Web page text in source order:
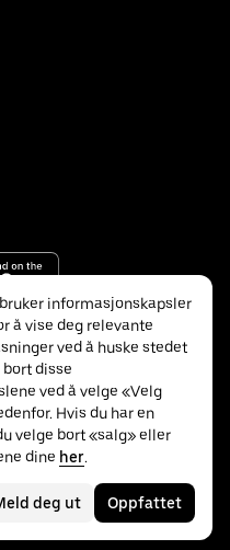
informasjonskapsler
å vise deg relevante
ved å huske stedet
disse
ved å velge «Velg
Hvis du har en
velge bort «salg» eller
dine her.
deg ut Oppfattet